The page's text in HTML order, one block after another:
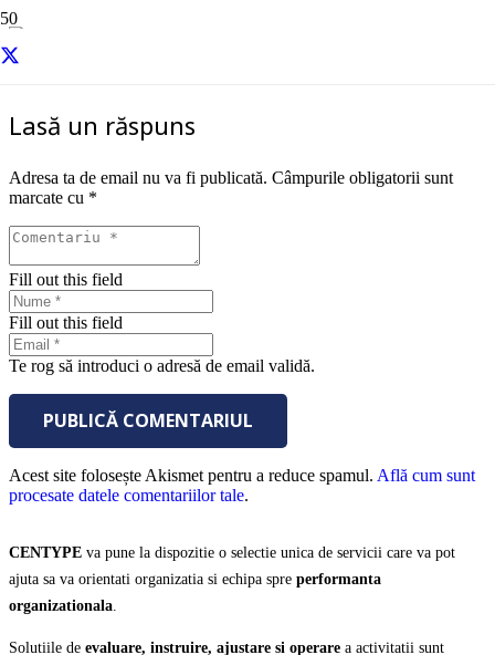
Lasă un răspuns
Adresa ta de email nu va fi publicată. Câmpurile obligatorii sunt
marcate cu *
Fill out this field
Fill out this field
Te rog să introduci o adresă de email validă.
PUBLICĂ COMENTARIUL
Acest site folosește Akismet pentru a reduce spamul. Află cum sunt
procesate datele comentariilor tale.
CENTYPE va pune la dispozitie o selectie unica de servicii care va pot
ajuta sa va orientati organizatia si echipa spre performanta
organizationala
Solutiile de evaluare, instruire, ajustare si operare a activitatii sunt